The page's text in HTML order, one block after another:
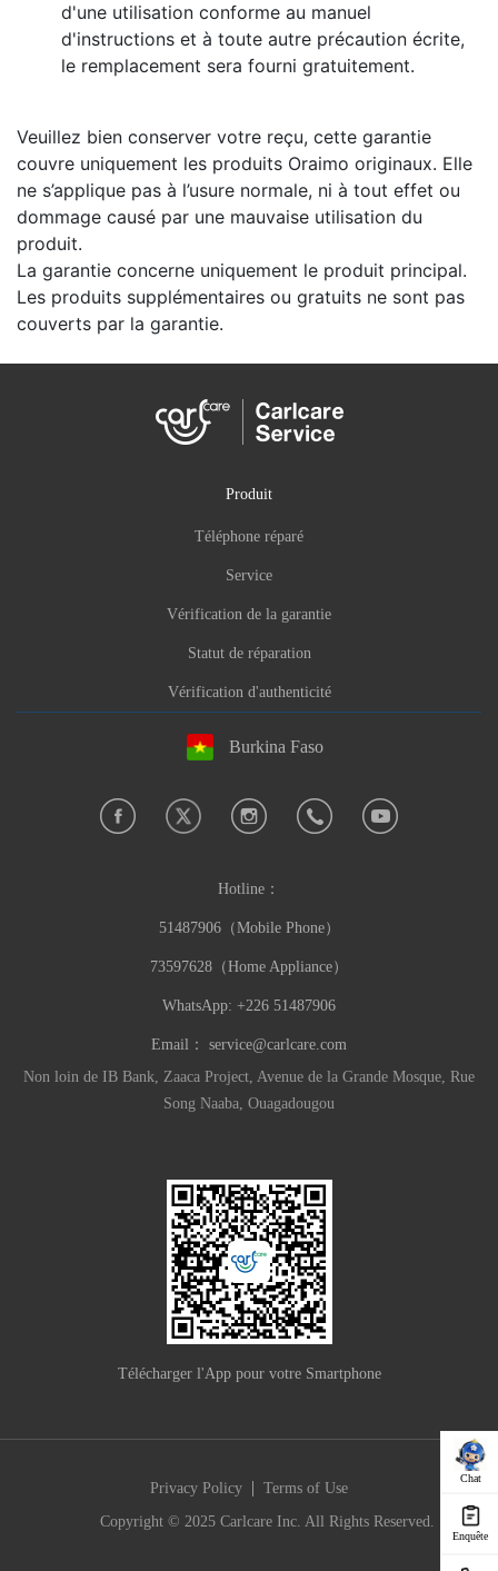
d'une utilisation conforme au manuel
d'instructions et à toute autre précaution écrite,
le remplacement sera fourni gratuitement.
Veuillez bien conserver votre reçu, cette garantie
couvre uniquement les produits Oraimo originaux. Elle
ne s’applique pas à l’usure normale, ni à tout effet ou
dommage causé par une mauvaise utilisation du
produit.
La garantie concerne uniquement le produit principal.
Les produits supplémentaires ou gratuits ne sont pas
couverts par la garantie.
Chat
Enquête
Produit
Téléphone réparé
Service
Vérification de la garantie
Statut de réparation
Vérification d'authenticité
Burkina Faso
Hotline：
51487906（Mobile Phone）
73597628（Home Appliance）
WhatsApp: +226 51487906
Email： service@carlcare.com
Non loin de IB Bank, Zaaca Project, Avenue de la Grande Mosque, Rue
Song Naaba, Ouagadougou
Télécharger l'App pour votre Smartphone
Privacy Policy | Terms of Use
Copyright © 2025 Carlcare Inc. All Rights Reserved.